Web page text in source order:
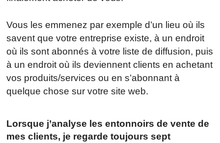
Vous les emmenez par exemple d’un lieu où ils
savent que votre entreprise existe, à un endroit
où ils sont abonnés à votre liste de diffusion, puis
à un endroit où ils deviennent clients en achetant
vos produits/services ou en s’abonnant à
quelque chose sur votre site web.
Lorsque j’analyse les entonnoirs de vente de
mes clients, je regarde toujours sept